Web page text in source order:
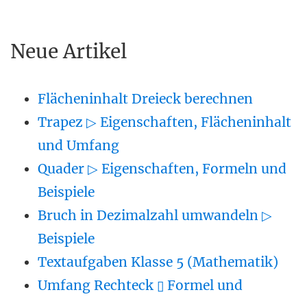
Neue Artikel
Flächeninhalt Dreieck berechnen
Trapez ▷ Eigenschaften, Flächeninhalt
und Umfang
Quader ▷ Eigenschaften, Formeln und
Beispiele
Bruch in Dezimalzahl umwandeln ▷
Beispiele
Textaufgaben Klasse 5 (Mathematik)
Umfang Rechteck ▯ Formel und